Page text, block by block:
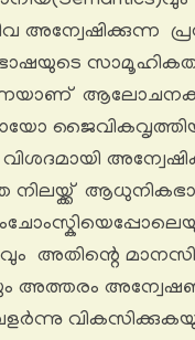
അന്വേഷിക്കുന്ന
അതിന്റെ
അത്തരം